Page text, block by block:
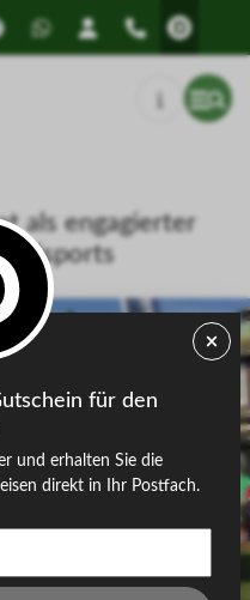
als engagierter
für den
und erhalten Sie die
direkt in Ihr Postfach.